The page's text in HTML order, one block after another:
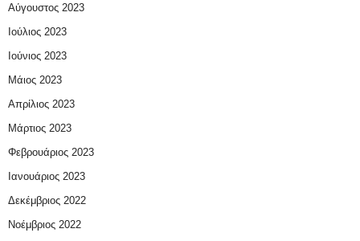
Αύγουστος 2023
Ιούλιος 2023
Ιούνιος 2023
Μάιος 2023
Απρίλιος 2023
Μάρτιος 2023
Φεβρουάριος 2023
Ιανουάριος 2023
Δεκέμβριος 2022
Νοέμβριος 2022